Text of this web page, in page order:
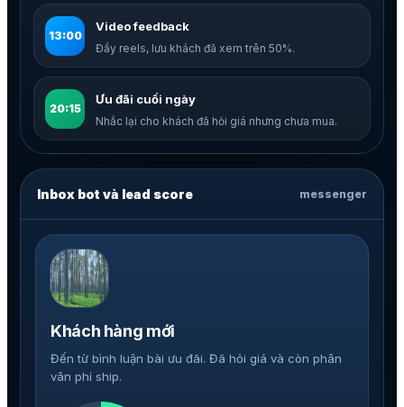
13:00
Video feedback
Đẩy reels, lưu khách đã xem trên 50%.
20:15
Ưu đãi cuối ngày
Nhắc lại cho khách đã hỏi giá nhưng chưa mua.
Inbox bot và lead score messenger
Khách hàng mới
Đến từ bình luận bài ưu đãi. Đã hỏi giá và còn phân
vân phí ship.